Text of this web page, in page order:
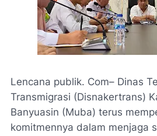
Lencana publik. Com– Dinas
Transmigrasi (Disnakertrans)
Banyuasin (Muba) terus
komitmennya dalam menjaga